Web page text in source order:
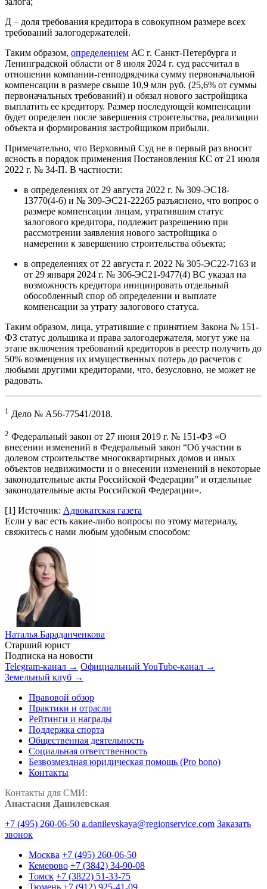
Д – доля требования кредитора в совокупном размере всех
требований залогодержателей.
Таким образом, определением АС г. Санкт-Петербурга и
Ленинградской области от 8 июля 2024 г. суд рассчитал в
отношении компании-генподрядчика сумму первоначальной
компенсации в размере свыше 10,9 млн руб. (25,6% от суммы
первоначальных требований) и обязал нового застройщика
выплатить ее кредитору. Размер последующей компенсации
будет определен после завершения строительства, реализации
объекта и формирования застройщиком прибыли.
Примечательно, что Верховный Суд не в первый раз вносит
ясность в порядок применения Постановления КС от 21 июля
2022 г. № 34-П. В частности:
в определениях от 29 августа 2022 г. № 309-ЭС18-
13770(4-6) и № 309-ЭС21-22265 разъяснено, что вопрос о
размере компенсации лицам, утратившим статус
залогового кредитора, подлежит разрешению при
рассмотрении заявления нового застройщика о
намерении к завершению строительства объекта;
в определениях от 22 августа г. 2022 № 305-ЭС22-7163 и
от 29 января 2024 г. № 306-ЭС21-9477(4) ВС указал на
возможность кредитора инициировать отдельный
обособленный спор об определении и выплате
компенсации за утрату залогового статуса.
Таким образом, лица, утратившие с принятием Закона № 151-
ФЗ статус дольщика и права залогодержателя, могут уже на
этапе включения требований кредиторов в реестр получить до
50% возмещения их имущественных потерь до расчетов с
любыми другими кредиторами, что, безусловно, не может не
радовать.
1 Дело № А56-77541/2018.
2 Федеральный закон от 27 июня 2019 г. № 151-ФЗ «О
внесении изменений в Федеральный закон “Об участии в
долевом строительстве многоквартирных домов и иных
объектов недвижимости и о внесении изменений в некоторые
законодательные акты Российской Федерации” и отдельные
законодательные акты Российской Федерации».
[1] Источник: Адвокатская газета
Если у вас есть какие-либо вопросы по этому материалу,
свяжитесь с нами любым удобным способом:
Наталья Бараданченкова
Старший юрист
Подписка на новости
Telegram-канал → Официальный YouTube-канал →
Земельный клуб →
Правовой обзор
Практики и отрасли
Рейтинги и награды
Поддержка спорта
Общественная деятельность
Социальная ответственность
Безвозмездная юридическая помощь (Pro bono)
Контакты
Контакты для СМИ:
Анастасия Данилевская
+7 (495) 260-06-50 a.danilevskaya@regionservice.com Заказать
звонок
Москва +7 (495) 260-06-50
Кемерово +7 (3842) 34-90-08
Томск +7 (3822) 51-33-75